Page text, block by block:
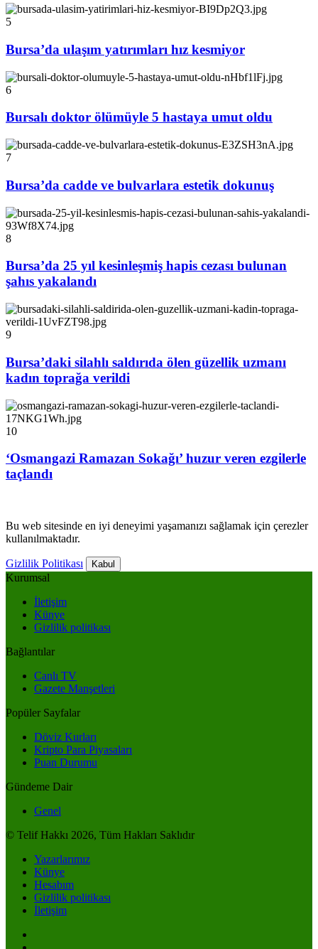
5
Bursa’da ulaşım yatırımları hız kesmiyor
6
Bursalı doktor ölümüyle 5 hastaya umut oldu
7
Bursa’da cadde ve bulvarlara estetik dokunuş
8
Bursa’da 25 yıl kesinleşmiş hapis cezası bulunan
şahıs yakalandı
9
Bursa’daki silahlı saldırıda ölen güzellik uzmanı
kadın toprağa verildi
10
‘Osmangazi Ramazan Sokağı’ huzur veren ezgilerle
taçlandı
Bu web sitesinde en iyi deneyimi yaşamanızı sağlamak için çerezler
kullanılmaktadır.
Gizlilik Politikası Kabul
Kurumsal
İletişim
Künye
Gizlilik politikası
Bağlantılar
Canlı TV
Gazete Manşetleri
Popüler Sayfalar
Döviz Kurları
Kripto Para Piyasaları
Puan Durumu
Gündeme Dair
Genel
© Telif Hakkı 2026, Tüm Hakları Saklıdır
Yazarlarımız
Künye
Hesabım
Gizlilik politikası
İletişim